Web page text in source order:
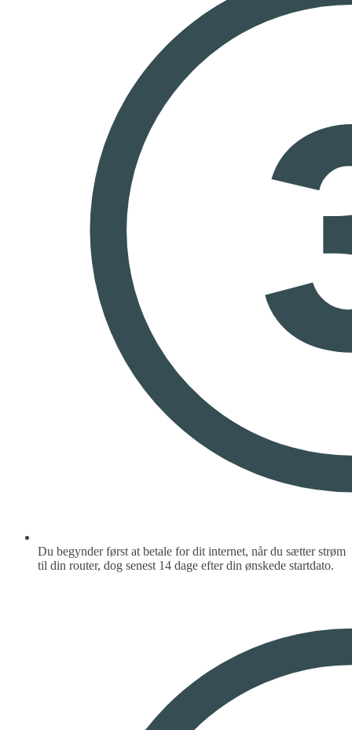
Du begynder først at betale for dit internet, når du sætter strøm
til din router, dog senest 14 dage efter din ønskede startdato.